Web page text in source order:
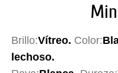
Brillo:Vítreo. Color:
lechoso.